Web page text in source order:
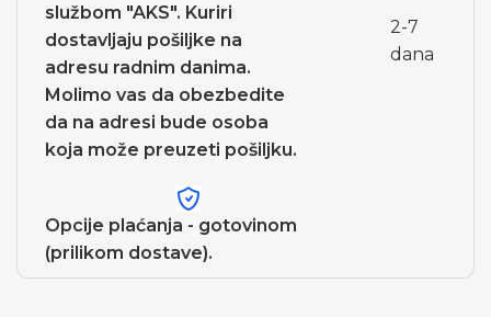
službom "AKS". Kuriri
dostavljaju pošiljke na
adresu radnim danima.
Molimo vas da obezbedite
da na adresi bude osoba
koja može preuzeti pošiljku.
2-7
dana
Opcije plaćanja - gotovinom
(prilikom dostave).